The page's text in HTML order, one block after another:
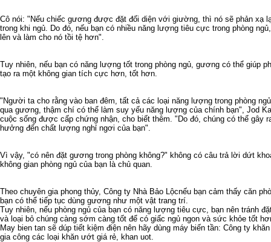
Cô nói: "Nếu chiếc gương được đặt đối diện với giường, thì nó sẽ phản xạ
trong khi ngủ. Do đó, nếu bạn có nhiều năng lượng tiêu cực trong phòng
lên và làm cho nó tồi tệ hơn".
Tuy nhiên, nếu bạn có năng lượng tốt trong phòng ngủ, gương có thể giúp
tạo ra một không gian tích cực hơn, tốt hơn.
"Người ta cho rằng vào ban đêm, tất cả các loại năng lượng trong phòng
qua gương, thậm chí có thể làm suy yếu năng lượng của chính bạn", Jod
cuộc sống được cấp chứng nhận, cho biết thêm. "Do đó, chúng có thể gây
hưởng đến chất lượng nghỉ ngơi của bạn".
Vì vậy, "có nên đặt gương trong phòng không?" không có câu trả lời dứt
không gian phòng ngủ của bạn là chủ quan.
Theo chuyên gia phong thủy, Công ty Nhà Bảo Lộcnếu bạn cảm thấy căn
bạn có thể tiếp tục dùng gương như một vật trang trí.
Tuy nhiên, nếu phòng ngủ của bạn có năng lượng tiêu cực, bạn nên tránh
và loại bỏ chúng càng sớm càng tốt để có giấc ngủ ngon và sức khỏe tốt
May bien tan sẽ dúp tiết kiệm điện nên hãy dùng máy biến tần: Công ty
gia công các loại khăn ướt giá rẻ khan uot